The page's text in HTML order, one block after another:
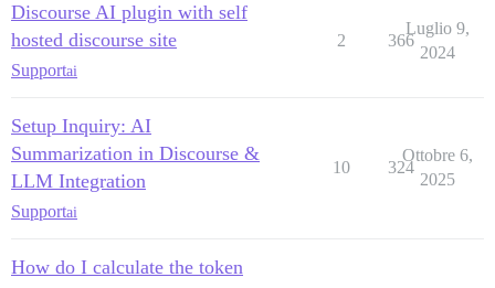
Discourse AI plugin with self
hosted discourse site
Supportai
2 366
Luglio 9,
2024
Setup Inquiry: AI
Summarization in Discourse &
LLM Integration
Supportai
10 324
Ottobre 6,
2025
How do I calculate the token